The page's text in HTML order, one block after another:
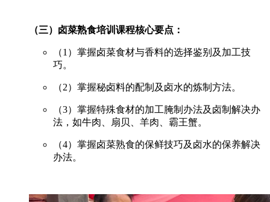
（三）卤菜熟食培训课程核心要点：
（1）掌握卤菜食材与香料的选择鉴别及加工技
巧。
（2）掌握秘卤料的配制及卤水的炼制方法。
（3）掌握特殊食材的加工腌制办法及卤制解决办
法，如牛肉、扇贝、羊肉、霸王蟹。
（4）掌握卤菜熟食的保鲜技巧及卤水的保养解决
办法。